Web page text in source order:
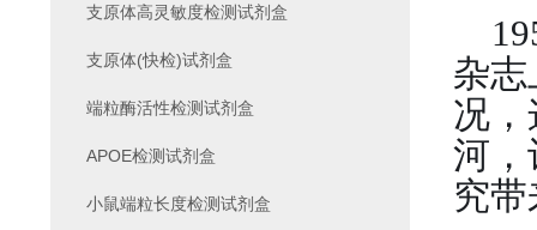
杂
况
河，
究
支原体高灵敏度检测试剂盒
支原体(快检)试剂盒
端粒酶活性检测试剂盒
APOE检测试剂盒
小鼠端粒长度检测试剂盒